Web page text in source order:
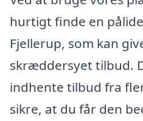
hurtigt finde en
Fjellerup, som kan
skræddersyet tilbud.
indhente tilbud fra
sikre, at du får den